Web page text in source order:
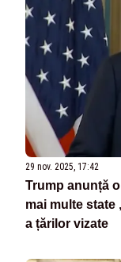
29 nov. 2025, 17:42
Trump anunță
mai multe state
a țărilor vizate